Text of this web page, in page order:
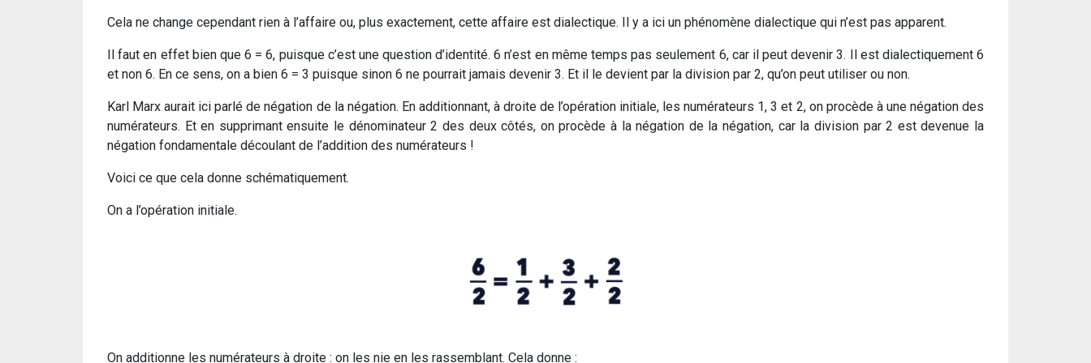
Cela ne change cependant rien à l’affaire ou, plus exactement, cette affaire est dialectique. Il y a ici un phénomène dialectique qui n’est pas apparent.
Il faut en effet bien que 6 = 6, puisque c’est une question d’identité. 6 n’est en même temps pas seulement 6, car il peut devenir 3. Il est dialectiquement 6
et non 6. En ce sens, on a bien 6 = 3 puisque sinon 6 ne pourrait jamais devenir 3. Et il le devient par la division par 2, qu’on peut utiliser ou non.
Karl Marx aurait ici parlé de négation de la négation. En additionnant, à droite de l’opération initiale, les numérateurs 1, 3 et 2, on procède à une négation des
numérateurs. Et en supprimant ensuite le dénominateur 2 des deux côtés, on procède à la négation de la négation, car la division par 2 est devenue la
négation fondamentale découlant de l’addition des numérateurs !
Voici ce que cela donne schématiquement.
On a l’opération initiale.
On additionne les numérateurs à droite : on les nie en les rassemblant. Cela donne :